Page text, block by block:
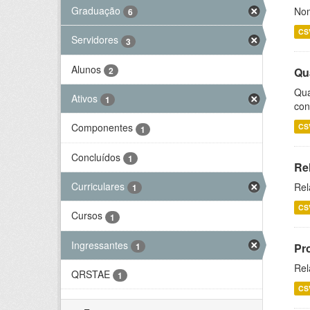
Graduação 6
Servidores 3
Alunos 2
Ativos 1
Componentes 1
Concluídos 1
Curriculares 1
Cursos 1
Ingressantes 1
QRSTAE 1